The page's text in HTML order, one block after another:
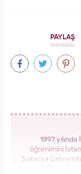
PAYLAŞ
1997
öğrenimini
Sakarya
2018